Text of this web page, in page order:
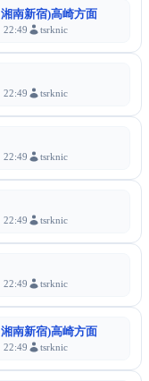
南新宿)高崎方面
22:49 tsrknic
22:49 tsrknic
22:49 tsrknic
22:49 tsrknic
22:49 tsrknic
南新宿)高崎方面
22:49 tsrknic